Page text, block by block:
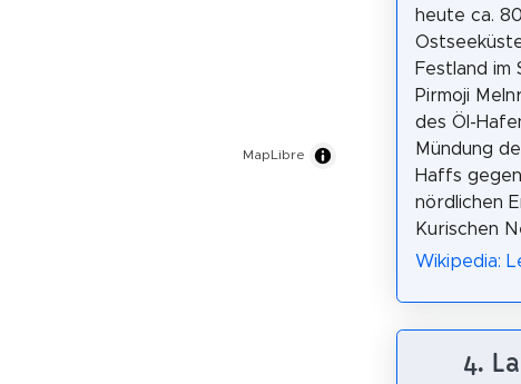
MapLibre
heute ca.
Festland im
Pirmoji
des Öl-
Mündung
Haffs
nördlichen
Kurischen
Wikipedia:
4.